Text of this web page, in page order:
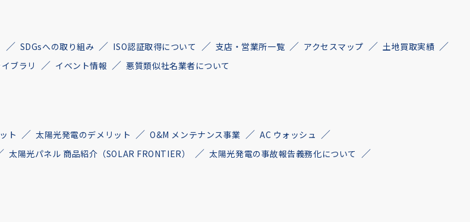
SDGsへの取り組み ISO認証取得について 支店・営業所一覧 アクセスマップ
土地買取実績
ブラリ イベント情報 悪質類似社名業者について
ト 太陽光発電のデメリット O&M メンテナンス事業
AC ウォッシュ
太陽光パネル 商品紹介（SOLAR FRONTIER）
太陽光発電の事故報告義務化について